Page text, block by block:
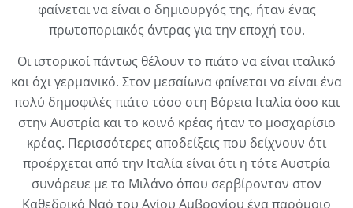
φαίνεται να είναι ο δημιουργός της, ήταν ένας
πρωτοποριακός άντρας για την εποχή του.
Οι ιστορικοί πάντως θέλουν το πιάτο να είναι ιταλικό
και όχι γερμανικό. Στον μεσαίωνα φαίνεται να είναι ένα
πολύ δημοφιλές πιάτο τόσο στη Βόρεια Ιταλία όσο και
στην Αυστρία και το κοινό κρέας ήταν το μοσχαρίσιο
κρέας. Περισσότερες αποδείξεις που δείχνουν ότι
προέρχεται από την Ιταλία είναι ότι η τότε Αυστρία
συνόρευε με το Μιλάνο όπου σερβίρονταν στον
Καθεδρικό Ναό του Αγίου Αμβρογίου ένα παρόμοιο